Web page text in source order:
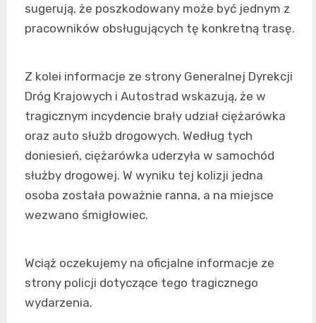
sugerują, że poszkodowany może być jednym z
pracowników obsługujących tę konkretną trasę.
Z kolei informacje ze strony Generalnej Dyrekcji
Dróg Krajowych i Autostrad wskazują, że w
tragicznym incydencie brały udział ciężarówka
oraz auto służb drogowych. Według tych
doniesień, ciężarówka uderzyła w samochód
służby drogowej. W wyniku tej kolizji jedna
osoba została poważnie ranna, a na miejsce
wezwano śmigłowiec.
Wciąż oczekujemy na oficjalne informacje ze
strony policji dotyczące tego tragicznego
wydarzenia.